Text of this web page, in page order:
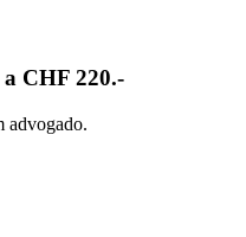
CHF 220.-
advogado.